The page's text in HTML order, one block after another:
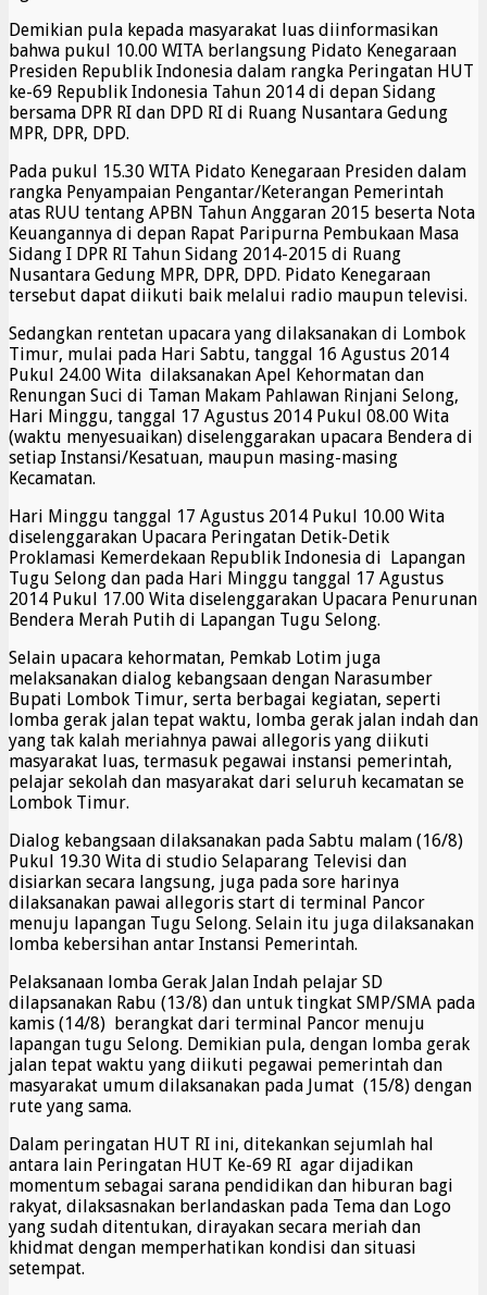
Demikian pula kepada masyarakat luas diinformasikan
bahwa pukul 10.00 WITA berlangsung Pidato Kenegaraan
Presiden Republik Indonesia dalam rangka Peringatan HUT
ke-69 Republik Indonesia Tahun 2014 di depan Sidang
bersama DPR RI dan DPD RI di Ruang Nusantara Gedung
MPR, DPR, DPD.
Pada pukul 15.30 WITA Pidato Kenegaraan Presiden dalam
rangka Penyampaian Pengantar/Keterangan Pemerintah
atas RUU tentang APBN Tahun Anggaran 2015 beserta Nota
Keuangannya di depan Rapat Paripurna Pembukaan Masa
Sidang I DPR RI Tahun Sidang 2014-2015 di Ruang
Nusantara Gedung MPR, DPR, DPD. Pidato Kenegaraan
tersebut dapat diikuti baik melalui radio maupun televisi.
Sedangkan rentetan upacara yang dilaksanakan di Lombok
Timur, mulai pada Hari Sabtu, tanggal 16 Agustus 2014
Pukul 24.00 Wita dilaksanakan Apel Kehormatan dan
Renungan Suci di Taman Makam Pahlawan Rinjani Selong,
Hari Minggu, tanggal 17 Agustus 2014 Pukul 08.00 Wita
(waktu menyesuaikan) diselenggarakan upacara Bendera di
setiap Instansi/Kesatuan, maupun masing-masing
Kecamatan.
Hari Minggu tanggal 17 Agustus 2014 Pukul 10.00 Wita
diselenggarakan Upacara Peringatan Detik-Detik
Proklamasi Kemerdekaan Republik Indonesia di Lapangan
Tugu Selong dan pada Hari Minggu tanggal 17 Agustus
2014 Pukul 17.00 Wita diselenggarakan Upacara Penurunan
Bendera Merah Putih di Lapangan Tugu Selong.
Selain upacara kehormatan, Pemkab Lotim juga
melaksanakan dialog kebangsaan dengan Narasumber
Bupati Lombok Timur, serta berbagai kegiatan, seperti
lomba gerak jalan tepat waktu, lomba gerak jalan indah dan
yang tak kalah meriahnya pawai allegoris yang diikuti
masyarakat luas, termasuk pegawai instansi pemerintah,
pelajar sekolah dan masyarakat dari seluruh kecamatan se
Lombok Timur.
Dialog kebangsaan dilaksanakan pada Sabtu malam (16/8)
Pukul 19.30 Wita di studio Selaparang Televisi dan
disiarkan secara langsung, juga pada sore harinya
dilaksanakan pawai allegoris start di terminal Pancor
menuju lapangan Tugu Selong. Selain itu juga dilaksanakan
lomba kebersihan antar Instansi Pemerintah.
Pelaksanaan lomba Gerak Jalan Indah pelajar SD
dilapsanakan Rabu (13/8) dan untuk tingkat SMP/SMA pada
kamis (14/8) berangkat dari terminal Pancor menuju
lapangan tugu Selong. Demikian pula, dengan lomba gerak
jalan tepat waktu yang diikuti pegawai pemerintah dan
masyarakat umum dilaksanakan pada Jumat (15/8) dengan
rute yang sama.
Dalam peringatan HUT RI ini, ditekankan sejumlah hal
antara lain Peringatan HUT Ke-69 RI agar dijadikan
momentum sebagai sarana pendidikan dan hiburan bagi
rakyat, dilaksasnakan berlandaskan pada Tema dan Logo
yang sudah ditentukan, dirayakan secara meriah dan
khidmat dengan memperhatikan kondisi dan situasi
setempat.